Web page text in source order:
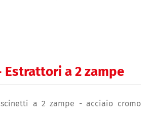
Estrattori a 2 zampe
a 2 zampe - acciaio cromo